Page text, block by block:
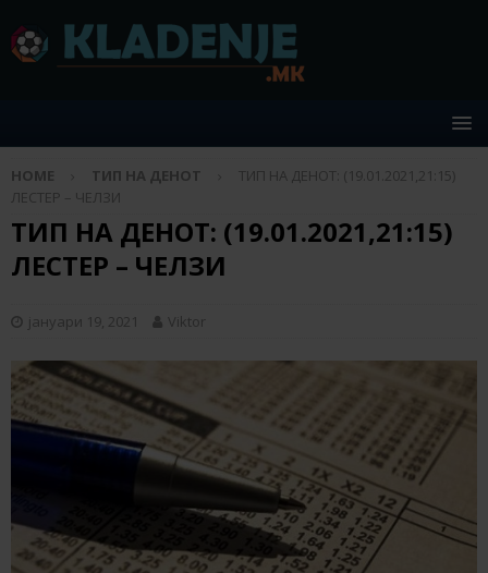
HOME ТИП НА ДЕНОТ
ТИП НА ДЕНОТ: (19.01.2021,21:15)
ЛЕСТЕР – ЧЕЛЗИ
ТИП НА ДЕНОТ: (19.01.2021,21:15)
ЛЕСТЕР – ЧЕЛЗИ
јануари 19, 2021 Viktor